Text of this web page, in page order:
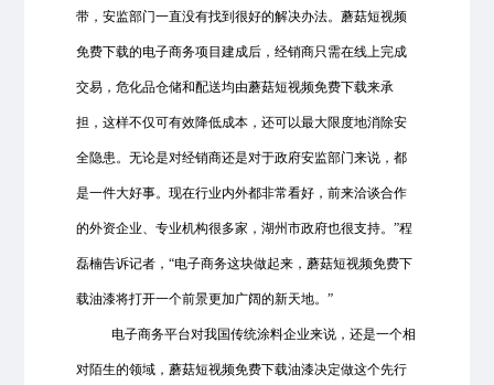
带，安监部门一直没有找到很好的解决办法。蘑菇短视频
免费下载的电子商务项目建成后，经销商只需在线上完成
交易，危化品仓储和配送均由蘑菇短视频免费下载来承
担，这样不仅可有效降低成本，还可以最大限度地消除安
全隐患。无论是对经销商还是对于政府安监部门来说，都
是一件大好事。现在行业内外都非常看好，前来洽谈合作
的外资企业、专业机构很多家，湖州市政府也很支持。”程
磊楠告诉记者，“电子商务这块做起来，蘑菇短视频免费下
载油漆将打开一个前景更加广阔的新天地。”
电子商务平台对我国传统涂料企业来说，还是一个相
对陌生的领域，蘑菇短视频免费下载油漆决定做这个先行